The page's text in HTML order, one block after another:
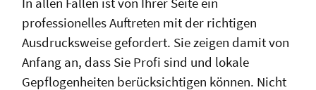
professionelles Auftreten mit der richtigen
Ausdrucksweise gefordert. Sie zeigen damit von
Anfang an, dass Sie Profi sind und lokale
Gepflogenheiten berücksichtigen können. Nicht